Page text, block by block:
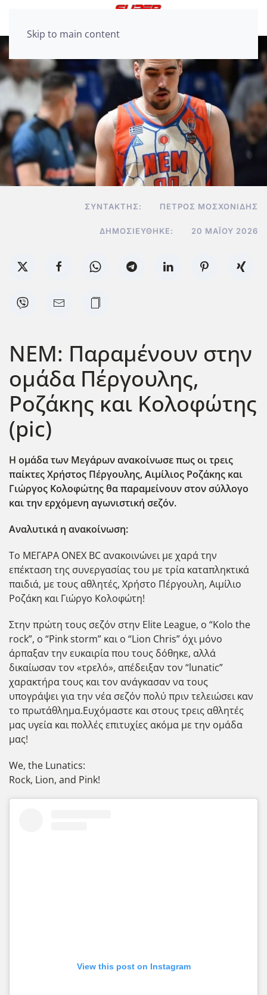
Skip to main content
ΣΥΝΤΆΚΤΗΣ: ΠΈΤΡΟΣ ΜΟΣΧΟΝΊΔΗΣ
ΔΗΜΟΣΙΕΎΘΗΚΕ: 20 ΜΑΪ́ΟΥ 2026
ΝΕΜ: Παραμένουν στην
ομάδα Πέργουλης,
Ροζάκης και Κολοφώτης
(pic)
Η ομάδα των Μεγάρων ανακοίνωσε πως οι τρεις
παίκτες Χρήστος Πέργουλης, Αιμίλιος Ροζάκης και
Γιώργος Κολοφώτης θα παραμείνουν στον σύλλογο
και την ερχόμενη αγωνιστική σεζόν.
Aναλυτικά η ανακοίνωση:
Το ΜΕΓΑΡΑ ΟΝΕΧ BC ανακοινώνει με χαρά την
επέκταση της συνεργασίας του με τρία καταπληκτικά
παιδιά, με τους αθλητές, Χρήστο Πέργουλη, Αιμίλιο
Ροζάκη και Γιώργο Κολοφώτη!
Στην πρώτη τους σεζόν στην Elite League, ο “Kolo the
rock”, ο “Pink storm” και ο “Lion Chris” όχι μόνο
άρπαξαν την ευκαιρία που τους δόθηκε, αλλά
δικαίωσαν τον «τρελό», απέδειξαν τον “lunatic”
χαρακτήρα τους και τον ανάγκασαν να τους
υπογράψει για την νέα σεζόν πολύ πριν τελειώσει καν
το πρωτάθλημα.Ευχόμαστε και στους τρεις αθλητές
μας υγεία και πολλές επιτυχίες ακόμα με την ομάδα
μας!
We, the Lunatics:
Rock, Lion, and Pink!
View this post on Instagram